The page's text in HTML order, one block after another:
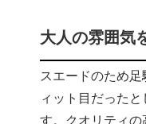
大人の雰囲気
スエードのため
ィット目だった
す。クオリティの